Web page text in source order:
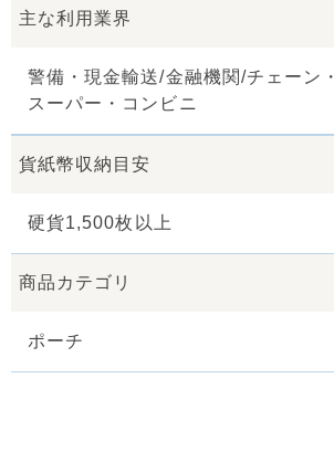
主な利用業界
警備・現金輸送/金融機関/チェーン・
スーパー・コンビニ
貨紙幣収納目安
硬貨1,500枚以上
商品カテゴリ
ポーチ